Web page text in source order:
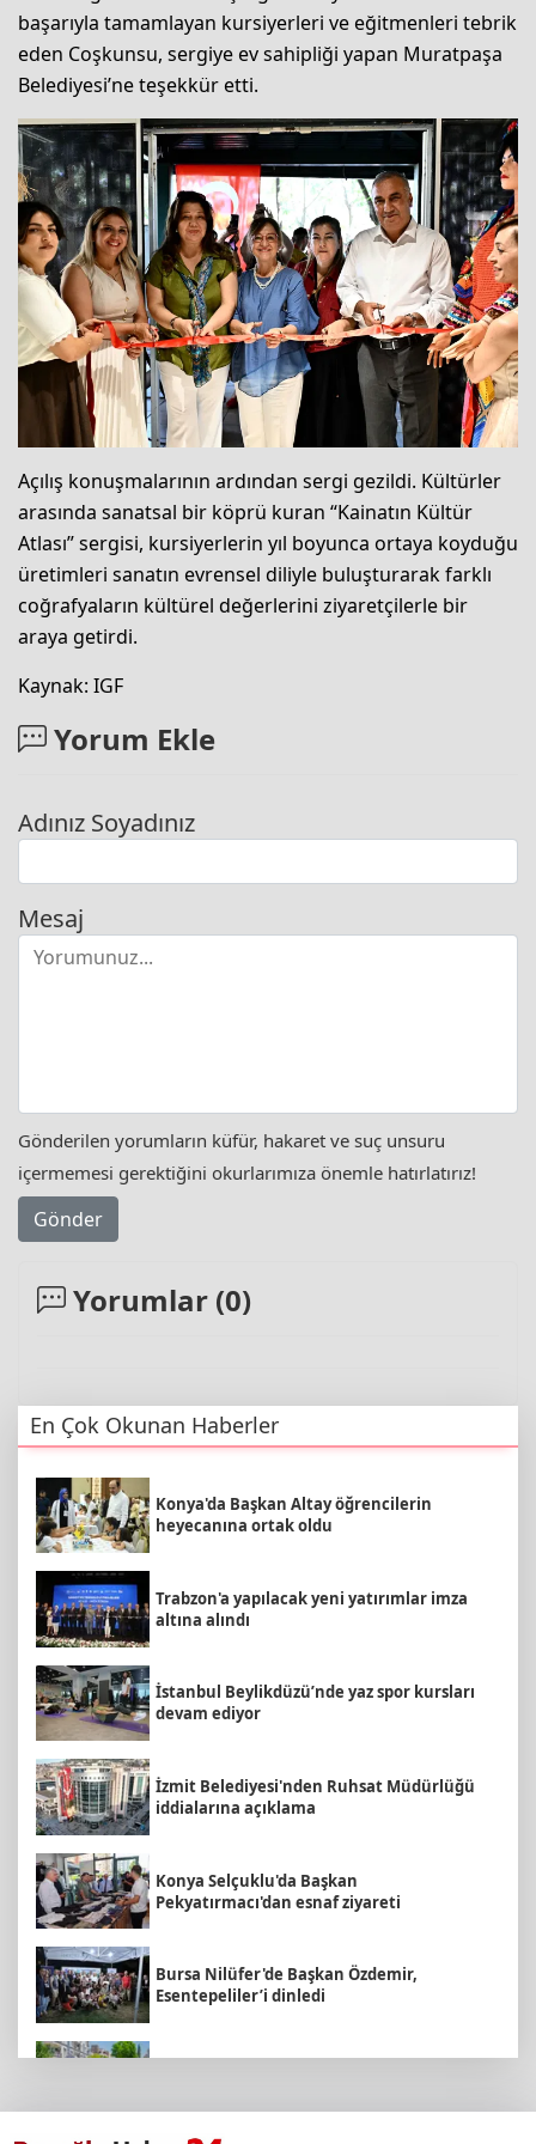
başarıyla tamamlayan kursiyerleri ve eğitmenleri tebrik
eden Coşkunsu, sergiye ev sahipliği yapan Muratpaşa
Belediyesi’ne teşekkür etti.
Açılış konuşmalarının ardından sergi gezildi. Kültürler
arasında sanatsal bir köprü kuran “Kainatın Kültür
Atlası” sergisi, kursiyerlerin yıl boyunca ortaya koyduğu
üretimleri sanatın evrensel diliyle buluşturarak farklı
coğrafyaların kültürel değerlerini ziyaretçilerle bir
araya getirdi.
Kaynak: IGF
Yorum Ekle
Adınız Soyadınız
Mesaj
Gönderilen yorumların küfür, hakaret ve suç unsuru
içermemesi gerektiğini okurlarımıza önemle hatırlatırız!
Gönder
Yorumlar (0)
En Çok Okunan Haberler
Konya'da Başkan Altay öğrencilerin
heyecanına ortak oldu
Trabzon'a yapılacak yeni yatırımlar imza
altına alındı
İstanbul Beylikdüzü’nde yaz spor kursları
devam ediyor
İzmit Belediyesi'nden Ruhsat Müdürlüğü
iddialarına açıklama
Konya Selçuklu'da Başkan
Pekyatırmacı'dan esnaf ziyareti
Bursa Nilüfer'de Başkan Özdemir,
Esentepeliler’i dinledi